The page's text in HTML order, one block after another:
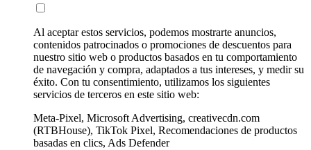
Al aceptar estos servicios, podemos mostrarte anuncios,
contenidos patrocinados o promociones de descuentos para
nuestro sitio web o productos basados en tu comportamiento
de navegación y compra, adaptados a tus intereses, y medir su
éxito. Con tu consentimiento, utilizamos los siguientes
servicios de terceros en este sitio web:
Meta-Pixel, Microsoft Advertising, creativecdn.com
(RTBHouse), TikTok Pixel, Recomendaciones de productos
basadas en clics, Ads Defender